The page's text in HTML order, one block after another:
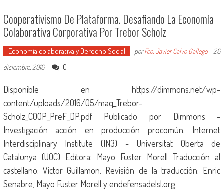
Cooperativismo De Plataforma. Desafiando La Economía
Colaborativa Corporativa Por Trebor Scholz
Economía colaborativa y Derecho Social porFco. Javier Calvo Gallego- 26
diciembre, 2016
0
Disponible en https://dimmons.net/wp-
content/uploads/2016/05/maq_Trebor-
Scholz_COOP_PreF_DP.pdf Publicado por Dimmons -
Investigación acción en producción procomún. Internet
Interdisciplinary Institute (IN3) - Universitat Oberta de
Catalunya (UOC) Editora: Mayo Fuster Morell Traducción al
castellano: Victor Guillamon. Revisión de la traducción: Enric
Senabre, Mayo Fuster Morell y endefensadelsl.org